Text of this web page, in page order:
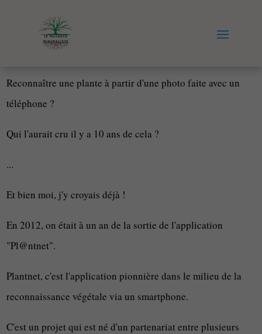
Reconnaître une plante à partir d'une photo faite avec un
téléphone ?
Qui l'aurait cru il y a 10 ans de cela ?
...
Et bien moi, j'y croyais déjà !
En 2012, on était à un an de la sortie de l'application
"Pl@ntnet".
Plantnet, c'est l'application pionnière dans le milieu de la
reconnaissance végétale via un smartphone.
C'est un projet qui est né d'un partenariat entre plusieurs